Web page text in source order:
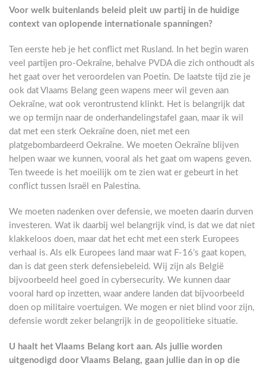
Voor welk buitenlands beleid pleit uw partij in de huidige
context van oplopende internationale spanningen?
Ten eerste heb je het conflict met Rusland. In het begin waren
veel partijen pro-Oekraïne, behalve PVDA die zich onthoudt als
het gaat over het veroordelen van Poetin. De laatste tijd zie je
ook dat Vlaams Belang geen wapens meer wil geven aan
Oekraïne, wat ook verontrustend klinkt. Het is belangrijk dat
we op termijn naar de onderhandelingstafel gaan, maar ik wil
dat met een sterk Oekraïne doen, niet met een
platgebombardeerd Oekraïne. We moeten Oekraïne blijven
helpen waar we kunnen, vooral als het gaat om wapens geven.
Ten tweede is het moeilijk om te zien wat er gebeurt in het
conflict tussen Israël en Palestina.
We moeten nadenken over defensie, we moeten daarin durven
investeren. Wat ik daarbij wel belangrijk vind, is dat we dat niet
klakkeloos doen, maar dat het echt met een sterk Europees
verhaal is. Als elk Europees land maar wat F-16’s gaat kopen,
dan is dat geen sterk defensiebeleid. Wij zijn als België
bijvoorbeeld heel goed in cybersecurity. We kunnen daar
vooral hard op inzetten, waar andere landen dat bijvoorbeeld
doen op militaire voertuigen. We mogen er niet blind voor zijn,
defensie wordt zeker belangrijk in de geopolitieke situatie.
U haalt het Vlaams Belang kort aan. Als jullie worden
uitgenodigd door Vlaams Belang, gaan jullie dan in op die